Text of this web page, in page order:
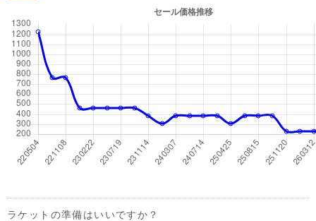
ラケットの準備はいいですか？